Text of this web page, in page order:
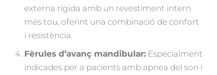
externa rígida amb un revestiment intern
més tou, oferint una combinació de confort
i resistència.
Fèrules d’avanç mandibular: Especialment
indicades per a pacients amb apnea del son i